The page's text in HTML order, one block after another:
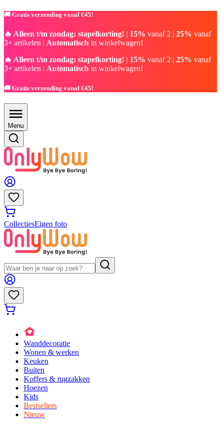
🚚 Gratis verzending vanaf €45!
🔥 Alleen t/m zondag: stapelkorting! | 15% vanaf 2 | 25% vanaf
3+ artikelen | Automatisch in winkelwagen!
🔥 Alleen t/m zondag: stapelkorting! | 15% vanaf 2 | 25% vanaf
3+ artikelen | Automatisch in winkelwagen!
🚚 Gratis verzending vanaf €45!
Menu
CollectiesEigen foto
Wanddecoratie
Wonen & werken
Keuken
Buiten
Koffers & rugzakken
Hoezen
Kids
Bestsellers
Nieuw